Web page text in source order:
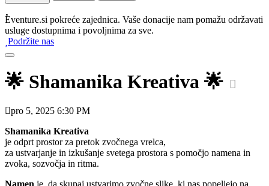
Eventure.si pokreće zajednica. Vaše donacije nam pomažu održavati
usluge dostupnima i povoljnima za sve.
Podržite nas
🌟 Shamanika Kreativa 🌟
pro 5, 2025 6:30 PM
Shamanika Kreativa
je odprt prostor za pretok zvočnega vrelca,
za ustvarjanje in izkušanje svetega prostora s pomočjo namena in
zvoka, sozvočja in ritma.
Namen je, da skupaj ustvarimo zvočne slike, ki nas popeljejo na